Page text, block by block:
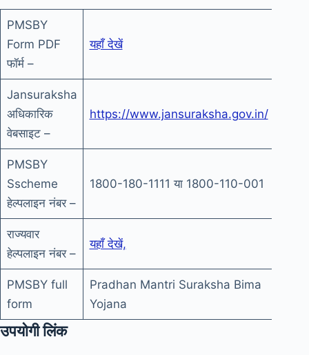
PMSBY
Form PDF
फॉर्म –
यहाँ देखें
Jansuraksha
अधिकारिक
वेबसाइट –
https://www.jansuraksha.gov.in/
PMSBY
Sscheme
हेल्पलाइन नंबर –
1800-180-1111 या 1800-110-001
राज्यवार
हेल्पलाइन नंबर –
यहाँ देखें,
PMSBY full
form
Pradhan Mantri Suraksha Bima
Yojana
उपयोगी लिंक